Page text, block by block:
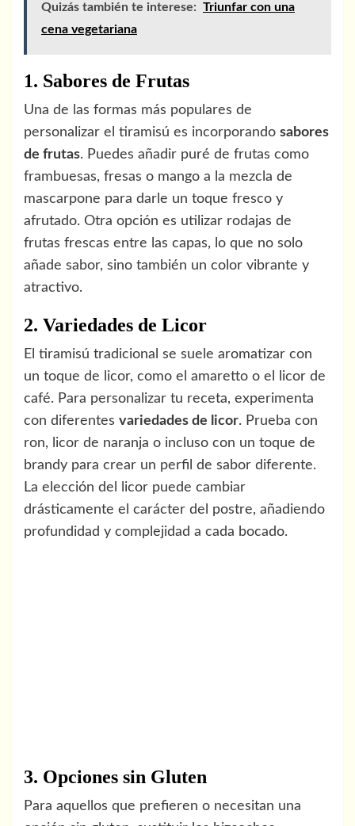
Quizás también te interese: Triunfar con una
cena vegetariana
1. Sabores de Frutas
Una de las formas más populares de
personalizar el tiramisú es incorporando sabores
de frutas. Puedes añadir puré de frutas como
frambuesas, fresas o mango a la mezcla de
mascarpone para darle un toque fresco y
afrutado. Otra opción es utilizar rodajas de
frutas frescas entre las capas, lo que no solo
añade sabor, sino también un color vibrante y
atractivo.
2. Variedades de Licor
El tiramisú tradicional se suele aromatizar con
un toque de licor, como el amaretto o el licor de
café. Para personalizar tu receta, experimenta
con diferentes variedades de licor. Prueba con
ron, licor de naranja o incluso con un toque de
brandy para crear un perfil de sabor diferente.
La elección del licor puede cambiar
drásticamente el carácter del postre, añadiendo
profundidad y complejidad a cada bocado.
3. Opciones sin Gluten
Para aquellos que prefieren o necesitan una